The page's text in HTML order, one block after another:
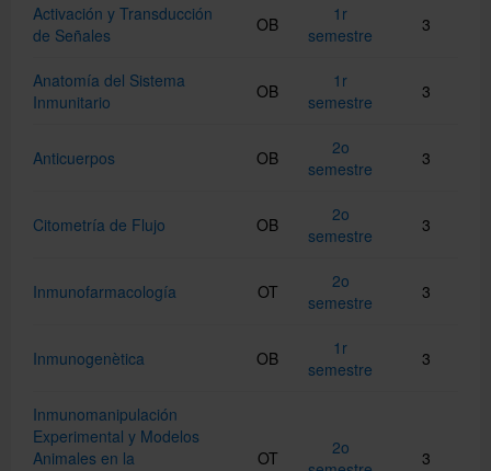
Activación y Transducción
de Señales
OB
1r
semestre
3
Anatomía del Sistema
Inmunitario
OB
1r
semestre
3
Anticuerpos OB
2o
semestre
3
Citometría de Flujo OB
2o
semestre
3
Inmunofarmacología OT
2o
semestre
3
Inmunogenètica OB
1r
semestre
3
Inmunomanipulación
Experimental y Modelos
Animales en la
OT
2o
3